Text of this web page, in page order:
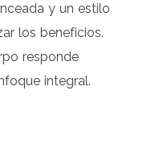
y un estilo
los beneficios.
responde
integral.